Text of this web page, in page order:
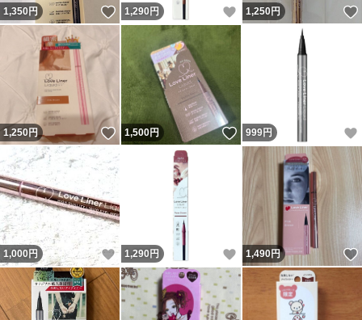
1,350円 いいね！
1,290 円 いいね！
1,250円
1,250円 いいね！
1,500円 いいね！
999円
1,000円 いいね！
1,290 円 いいね！
1,490円